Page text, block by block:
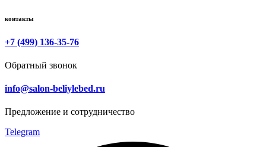
контакты
+7 (499) 136-35-76
Обратный звонок
info@salon-beliylebed.ru
Предложение и сотрудничество
Telegram